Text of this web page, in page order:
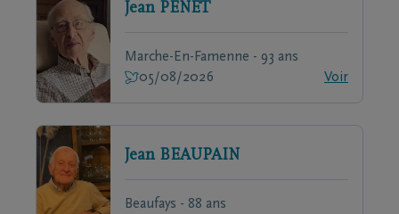
Jean PENET
Marche-En-Famenne - 93 ans
05/08/2026
Voir
Jean BEAUPAIN
Beaufays - 88 ans